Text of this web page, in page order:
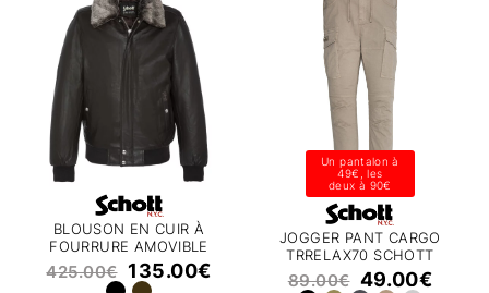
BLOUSON EN CUIR À
FOURRURE AMOVIBLE
LCCRUSE2 SCHOTT
425.00€ 135.00€
Un pantalon à
49€, les
deux à 90€
JOGGER PANT CARGO
TRRELAX70 SCHOTT
89.00€ 49.00€